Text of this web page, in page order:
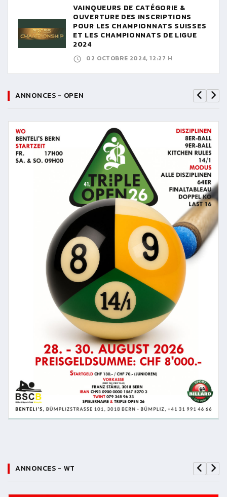
VAINQUEURS DE CATÉGORIE &
OUVERTURE DES INSCRIPTIONS
POUR LES CHAMPIONNATS SUISSES
ET LES CHAMPIONNATS DE LIGUE
2024
02 OCTOBRE 2024, 12:27 H
ANNONCES - OPEN
ANNONCES - WT